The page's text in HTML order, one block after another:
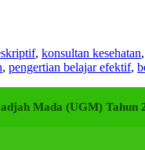
, konsultan kesehatan,
, pengertian belajar efektif,
Mada (UGM) Tahun